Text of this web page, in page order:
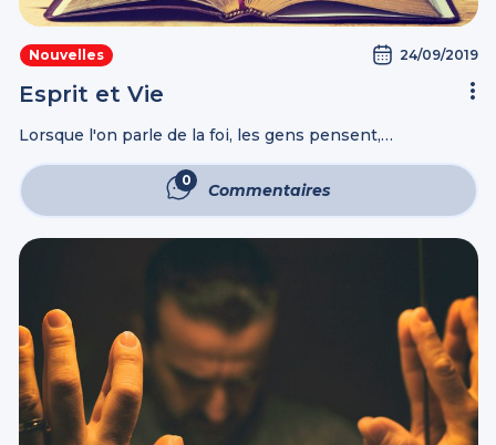
Nouvelles 24/09/2019
Esprit et Vie
Lorsque l'on parle de la foi, les gens pensent,
rien à voir avec la religion. Tous ont la religion, tous
croient ...
0 Commentaires